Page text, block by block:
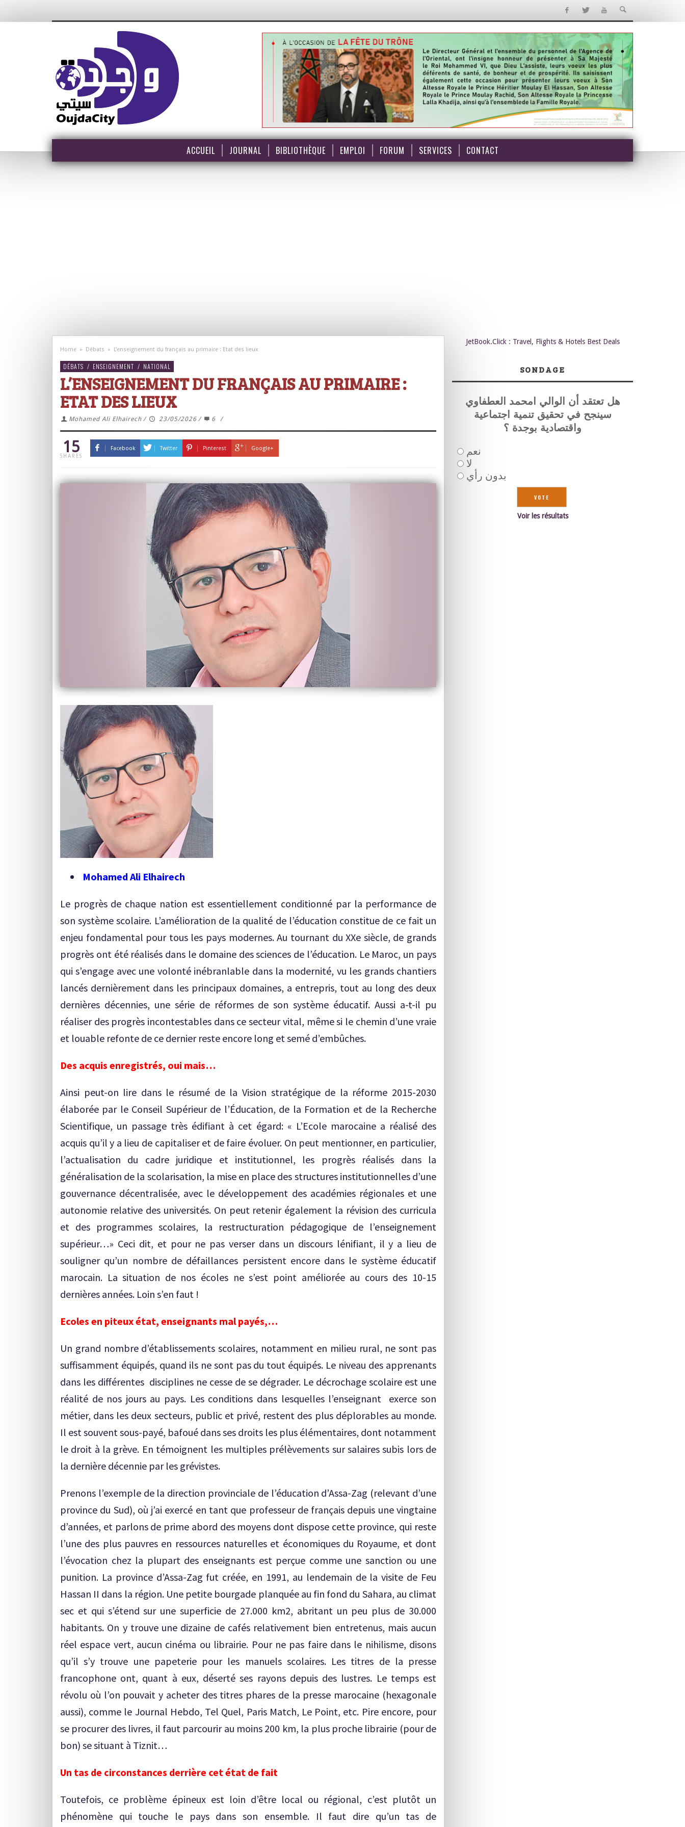
ACCUEIL JOURNAL BIBLIOTHÈQUE EMPLOI FORUM SERVICES CONTACT
Home » Débats » L’enseignement du français au primaire : Etat des lieux
DÉBATS / ENSEIGNEMENT / NATIONAL
L’ENSEIGNEMENT DU FRANÇAIS AU PRIMAIRE :
ETAT DES LIEUX
Mohamed Ali Elhairech / 23/05/2026 / 6 /
15
SHARES
Facebook Twitter Pinterest Google+
Mohamed Ali Elhairech
Le progrès de chaque nation est essentiellement conditionné par la performance de
son système scolaire. L’amélioration de la qualité de l’éducation constitue de ce fait un
enjeu fondamental pour tous les pays modernes. Au tournant du XXe siècle, de grands
progrès ont été réalisés dans le domaine des sciences de l’éducation. Le Maroc, un pays
qui s’engage avec une volonté inébranlable dans la modernité, vu les grands chantiers
lancés dernièrement dans les principaux domaines, a entrepris, tout au long des deux
dernières décennies, une série de réformes de son système éducatif. Aussi a-t-il pu
réaliser des progrès incontestables dans ce secteur vital, même si le chemin d’une vraie
et louable refonte de ce dernier reste encore long et semé d’embûches.
Des acquis enregistrés, oui mais…
Ainsi peut-on lire dans le résumé de la Vision stratégique de la réforme 2015-2030
élaborée par le Conseil Supérieur de l’Éducation, de la Formation et de la Recherche
Scientifique, un passage très édifiant à cet égard: « L’Ecole marocaine a réalisé des
acquis qu’il y a lieu de capitaliser et de faire évoluer. On peut mentionner, en particulier,
l’actualisation du cadre juridique et institutionnel, les progrès réalisés dans la
généralisation de la scolarisation, la mise en place des structures institutionnelles d’une
gouvernance décentralisée, avec le développement des académies régionales et une
autonomie relative des universités. On peut retenir également la révision des curricula
et des programmes scolaires, la restructuration pédagogique de l’enseignement
supérieur…» Ceci dit, et pour ne pas verser dans un discours lénifiant, il y a lieu de
souligner qu’un nombre de défaillances persistent encore dans le système éducatif
marocain. La situation de nos écoles ne s’est point améliorée au cours des 10-15
dernières années. Loin s’en faut !
Ecoles en piteux état, enseignants mal payés,…
Un grand nombre d’établissements scolaires, notamment en milieu rural, ne sont pas
suffisamment équipés, quand ils ne sont pas du tout équipés. Le niveau des apprenants
dans les différentes disciplines ne cesse de se dégrader. Le décrochage scolaire est une
réalité de nos jours au pays. Les conditions dans lesquelles l’enseignant exerce son
métier, dans les deux secteurs, public et privé, restent des plus déplorables au monde.
Il est souvent sous-payé, bafoué dans ses droits les plus élémentaires, dont notamment
le droit à la grève. En témoignent les multiples prélèvements sur salaires subis lors de
la dernière décennie par les grévistes.
Prenons l’exemple de la direction provinciale de l’éducation d’Assa-Zag (relevant d’une
province du Sud), où j’ai exercé en tant que professeur de français depuis une vingtaine
d’années, et parlons de prime abord des moyens dont dispose cette province, qui reste
l’une des plus pauvres en ressources naturelles et économiques du Royaume, et dont
l’évocation chez la plupart des enseignants est perçue comme une sanction ou une
punition. La province d’Assa-Zag fut créée, en 1991, au lendemain de la visite de Feu
Hassan II dans la région. Une petite bourgade planquée au fin fond du Sahara, au climat
sec et qui s’étend sur une superficie de 27.000 km2, abritant un peu plus de 30.000
habitants. On y trouve une dizaine de cafés relativement bien entretenus, mais aucun
réel espace vert, aucun cinéma ou librairie. Pour ne pas faire dans le nihilisme, disons
qu’il s’y trouve une papeterie pour les manuels scolaires. Les titres de la presse
francophone ont, quant à eux, déserté ses rayons depuis des lustres. Le temps est
révolu où l’on pouvait y acheter des titres phares de la presse marocaine (hexagonale
aussi), comme le Journal Hebdo, Tel Quel, Paris Match, Le Point, etc. Pire encore, pour
se procurer des livres, il faut parcourir au moins 200 km, la plus proche librairie (pour de
bon) se situant à Tiznit…
Un tas de circonstances derrière cet état de fait
Toutefois, ce problème épineux est loin d’être local ou régional, c’est plutôt un
phénomène qui touche le pays dans son ensemble. Il faut dire qu’un tas de
JetBook.Click : Travel, Flights & Hotels Best Deals
SONDAGE
هل تعتقد أن الوالي امحمد العطفاوي
سينجح في تحقيق تنمية اجتماعية
واقتصادية بوجدة ؟
نعم
لا
بدون رأي
Voir les résultats